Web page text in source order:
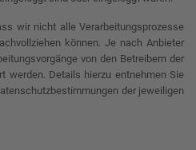
wir nicht alle Verarbeitungsprozesse
können. Je nach Anbieter
von den Betreibern der
werden. Details hierzu entnehmen Sie
der jeweiligen